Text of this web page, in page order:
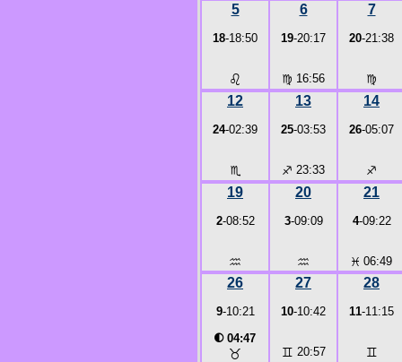
5
18-18:50
♌
6
19-20:17
♍ 16:56
7
20-21:38
♍
12
24-02:39
♏
13
25-03:53
♐ 23:33
14
26-05:07
♐
19
2-08:52
♒
20
3-09:09
♒
21
4-09:22
♓ 06:49
26
9-10:21
◐04:47
♉
27
10-10:42
♊ 20:57
28
11-11:15
♊